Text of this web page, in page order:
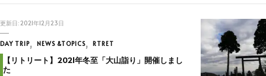
更新日:2021年12月23日
DAY TRIP NEWS &TOPICS RTRET
【リトリート】2021年冬至「大山詣り」開催しまし
た